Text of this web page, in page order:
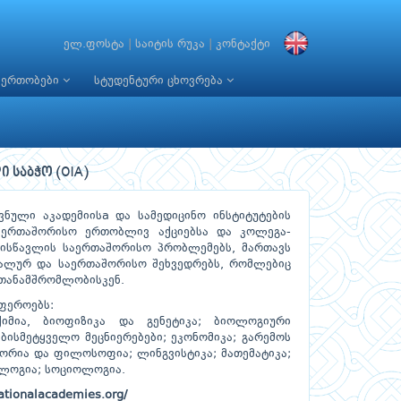
ელ.ფოსტა საიტის რუკა კონტაქტი
სტუდენტური ცხოვრება
საბჭო (OIA)
აკადემიისa და სამედიცინო ინსტიტუტების
ერთობლივ აქციებსა და კოლეგა-
საერთაშორისო პრობლემებს, მართავს
და საერთაშორისო შეხვედრებს, რომლებიც
ბიოფიზიკა და გენეტიკა; ბიოლოგიური
მეცნიერებები; ეკონომიკა; გარემოს
და ფილოსოფია; ლინგვისტიკა; მათემატიკა;
სოციოლოგია.